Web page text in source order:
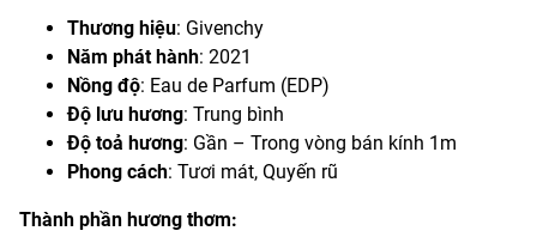
Thương hiệu: Givenchy
Năm phát hành: 2021
Nồng độ: Eau de Parfum (EDP)
Độ lưu hương: Trung bình
Độ toả hương: Gần – Trong vòng bán kính 1m
Phong cách: Tươi mát, Quyến rũ
Thành phần hương thơm: